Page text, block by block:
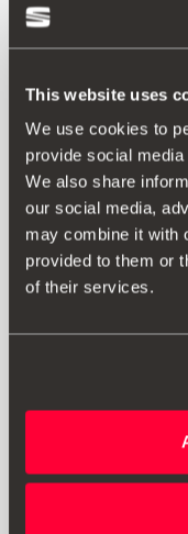
This website uses
We use cookies to
provide social
We also share
our social media,
may combine it with
provided to them or
of their services.
000093990DC
Kit de seguridad
34.24 €
Ir al producto